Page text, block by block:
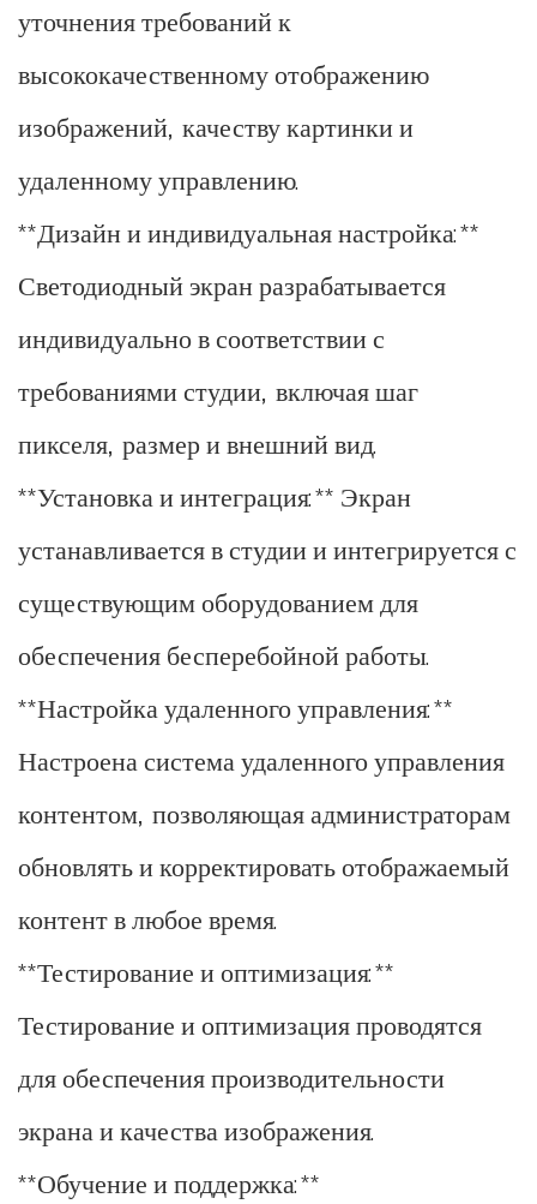
уточнения требований к
высококачественному отображению
изображений, качеству картинки и
удаленному управлению.
**Дизайн и индивидуальная настройка:**
Светодиодный экран разрабатывается
индивидуально в соответствии с
требованиями студии, включая шаг
пикселя, размер и внешний вид.
**Установка и интеграция:** Экран
устанавливается в студии и интегрируется с
существующим оборудованием для
обеспечения бесперебойной работы.
**Настройка удаленного управления:**
Настроена система удаленного управления
контентом, позволяющая администраторам
обновлять и корректировать отображаемый
контент в любое время.
**Тестирование и оптимизация:**
Тестирование и оптимизация проводятся
для обеспечения производительности
экрана и качества изображения.
**Обучение и поддержка:**